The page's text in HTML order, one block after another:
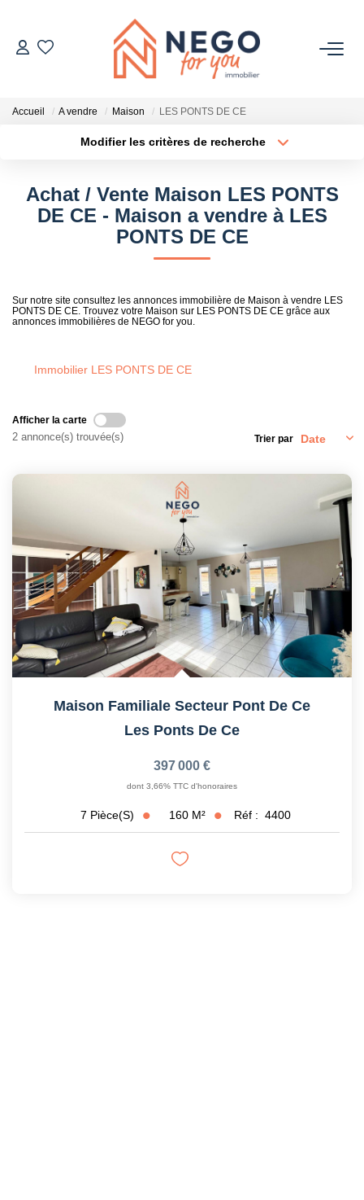
ACHETER
IMMOBILIER PRO
Accueil A vendre Maison LES PONTS DE CE
Modifier les critères de recherche
Sélectionnez...
Type de bien
Achat / Vente Maison LES PONTS
DE CE - Maison a vendre à LES
PONTS DE CE
Sur notre site consultez les annonces immobilière de Maison à vendre LES
PONTS DE CE. Trouvez votre Maison sur LES PONTS DE CE grâce aux
annonces immobilières de NEGO for you.
Immobilier LES PONTS DE CE
Afficher la carte
2 annonce(s) trouvée(s) Trier par
Maison Familiale Secteur Pont De Ce
Les Ponts De Ce
397 000 €
dont 3,66% TTC d'honoraires
7 Pièce(s) 160 M² Réf : 4400